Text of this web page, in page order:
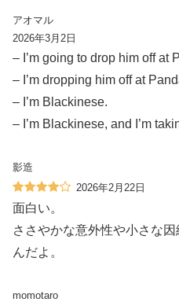
アオマル
2026年3月2日
– I’m going to drop him off at
– I’m dropping him off at
– I’m Blackinese.
– I’m Blackinese, and I’m
影造
2026年2月22日
面白い。
ささやかな意外性や小さな
んだよ。
momotaro